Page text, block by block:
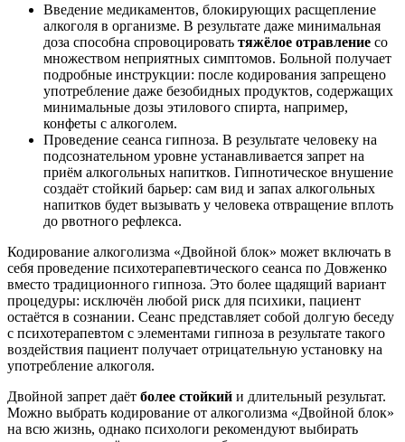
Введение медикаментов, блокирующих расщепление
алкоголя в организме. В результате даже минимальная
доза способна спровоцировать тяжёлое отравление со
множеством неприятных симптомов. Больной получает
подробные инструкции: после кодирования запрещено
употребление даже безобидных продуктов, содержащих
минимальные дозы этилового спирта, например,
конфеты с алкоголем.
Проведение сеанса гипноза. В результате человеку на
подсознательном уровне устанавливается запрет на
приём алкогольных напитков. Гипнотическое внушение
создаёт стойкий барьер: сам вид и запах алкогольных
напитков будет вызывать у человека отвращение вплоть
до рвотного рефлекса.
Кодирование алкоголизма «Двойной блок» может включать в
себя проведение психотерапевтического сеанса по Довженко
вместо традиционного гипноза. Это более щадящий вариант
процедуры: исключён любой риск для психики, пациент
остаётся в сознании. Сеанс представляет собой долгую беседу
с психотерапевтом с элементами гипноза в результате такого
воздействия пациент получает отрицательную установку на
употребление алкоголя.
Двойной запрет даёт более стойкий и длительный результат.
Можно выбрать кодирование от алкоголизма «Двойной блок»
на всю жизнь, однако психологи рекомендуют выбирать